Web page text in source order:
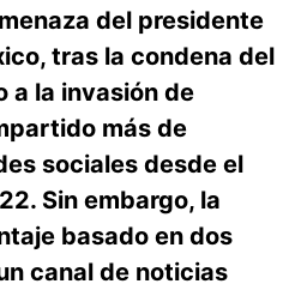
del presidente
tras la condena del
a la invasión de
más de
sociales desde el
Sin embargo, la
basado en dos
canal de noticias